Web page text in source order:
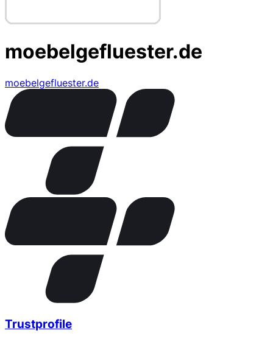
moebelgefluester.de
moebelgefluester.de
Trustprofile